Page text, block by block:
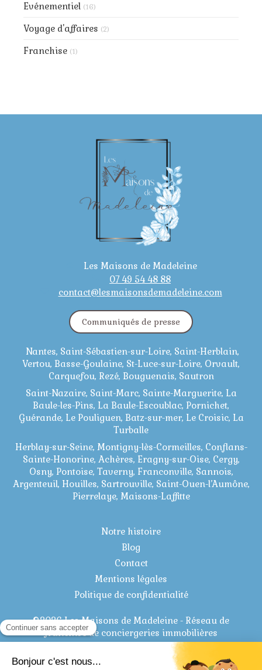
Evénementiel (16)
Voyage d'affaires (2)
Franchise (1)
Les Maisons de Madeleine
07 49 54 48 88
contact@lesmaisonsdemadeleine.com
Communiqués de presse
Nantes, Saint-Sébastien-sur-Loire, Saint-Herblain,
Vertou, Basse-Goulaine, St-Luce-sur-Loire, Orvault,
Carquefou, Rezé, Bouguenais, Sautron
Saint-Nazaire, Saint-Marc, Sainte-Marguerite, La
Baule-les-Pins, La Baule-Escoublac, Pornichet,
Guérande, Le Pouliguen, Batz-sur-mer, Le Croisic, La
Turballe
Herblay-sur-Seine, Montigny-lès-Cormeilles, Conflans-
Sainte-Honorine, Achères, Eragny-sur-Oise, Cergy,
Osny, Pontoise, Taverny, Franconville, Sannois,
Argenteuil, Houilles, Sartrouville, Saint-Ouen-l’Aumône,
Pierrelaye, Maisons-Laffitte
Notre histoire
Blog
Contact
Mentions légales
Politique de confidentialité
©2026 Les Maisons de Madeleine - Réseau de
franchise de conciergeries immobilières